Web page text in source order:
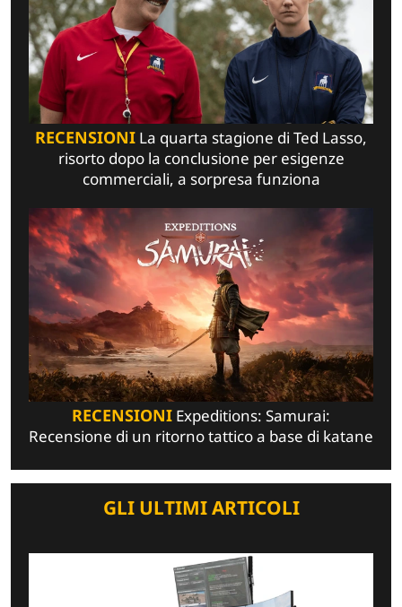
RECENSIONI La quarta stagione di Ted Lasso,
risorto dopo la conclusione per esigenze
commerciali, a sorpresa funziona
RECENSIONI Expeditions: Samurai:
Recensione di un ritorno tattico a base di katane
GLI ULTIMI ARTICOLI